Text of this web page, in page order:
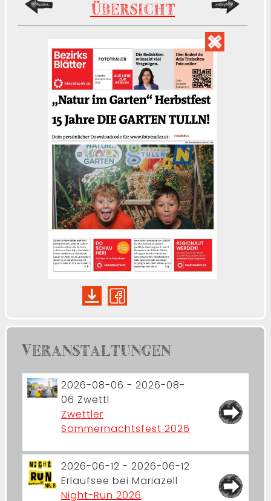
ÜBERSICHT
VERANSTALTUNGEN
2026-08-06 - 2026-08-
06 Zwettl
Zwettler
Sommernachtsfest 2026
2026-06-12 - 2026-06-12
Erlaufsee bei Mariazell
Night-Run 2026